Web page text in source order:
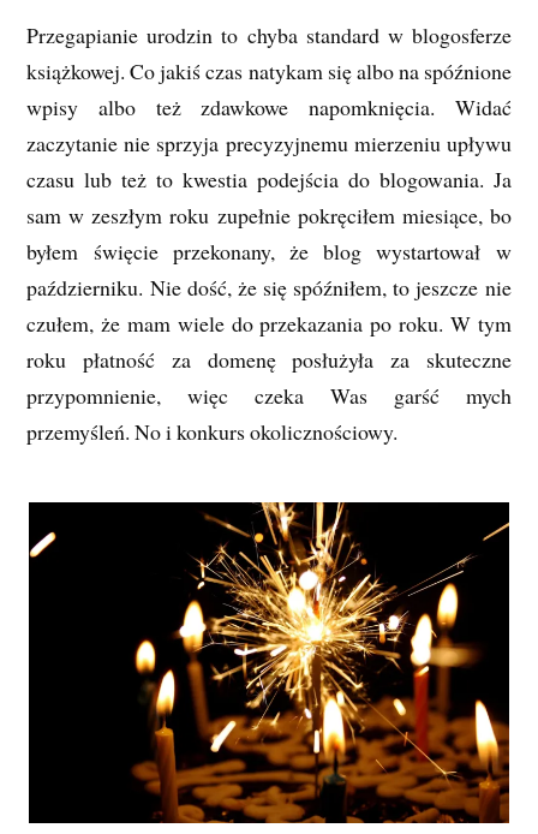
Przegapianie urodzin to chyba standard w blogosferze
książkowej. Co jakiś czas natykam się albo na spóźnione
wpisy albo też zdawkowe napomknięcia. Widać
zaczytanie nie sprzyja precyzyjnemu mierzeniu upływu
czasu lub też to kwestia podejścia do blogowania. Ja
sam w zeszłym roku zupełnie pokręciłem miesiące, bo
byłem święcie przekonany, że blog wystartował w
październiku. Nie dość, że się spóźniłem, to jeszcze nie
czułem, że mam wiele do przekazania po roku. W tym
roku płatność za domenę posłużyła za skuteczne
przypomnienie, więc czeka Was garść mych
przemyśleń. No i konkurs okolicznościowy.